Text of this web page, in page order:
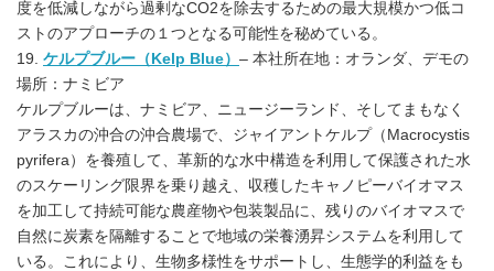
度を低減しながら過剰なCO2を除去するための最大規模かつ低コ
ストのアプローチの１つとなる可能性を秘めている。
19. ケルプブルー（Kelp Blue） – 本社所在地：オランダ、デモの
場所：ナミビア
ケルプブルーは、ナミビア、ニュージーランド、そしてまもなく
アラスカの沖合の沖合農場で、ジャイアントケルプ（Macrocystis
pyrifera）を養殖して、革新的な水中構造を利用して保護された水
のスケーリング限界を乗り越え、収穫したキャノピーバイオマス
を加工して持続可能な農産物や包装製品に、残りのバイオマスで
自然に炭素を隔離することで地域の栄養湧昇システムを利用して
いる。これにより、生物多様性をサポートし、生態学的利益をも